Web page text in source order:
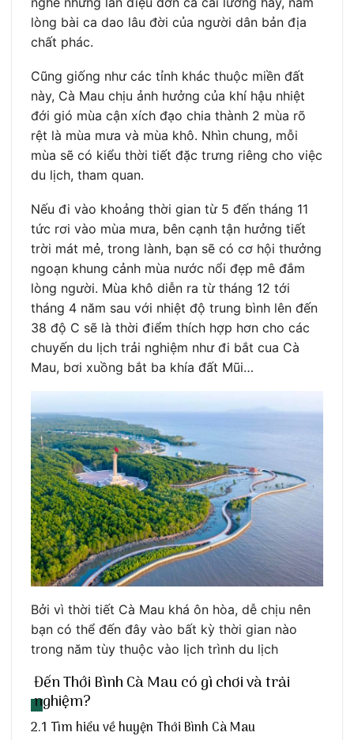
lòng bài ca dao lâu đời của người dân bản địa
chất phác.
Cũng giống như các tỉnh khác thuộc miền đất
này, Cà Mau chịu ảnh hưởng của khí hậu nhiệt
đới gió mùa cận xích đạo chia thành 2 mùa rõ
rệt là mùa mưa và mùa khô. Nhìn chung, mỗi
mùa sẽ có kiểu thời tiết đặc trưng riêng cho việc
du lịch, tham quan.
Nếu đi vào khoảng thời gian từ 5 đến tháng 11
tức rơi vào mùa mưa, bên cạnh tận hưởng tiết
trời mát mẻ, trong lành, bạn sẽ có cơ hội thưởng
ngoạn khung cảnh mùa nước nổi đẹp mê đắm
lòng người. Mùa khô diễn ra từ tháng 12 tới
tháng 4 năm sau với nhiệt độ trung bình lên đến
38 độ C sẽ là thời điểm thích hợp hơn cho các
chuyến du lịch trải nghiệm như đi bắt cua Cà
Mau, bơi xuồng bắt ba khía đất Mũi…
Bởi vì thời tiết Cà Mau khá ôn hòa, dễ chịu nên
bạn có thể đến đây vào bất kỳ thời gian nào
trong năm tùy thuộc vào lịch trình du lịch
Đến Thới Bình Cà Mau có gì chơi và trải
nghiệm?
2.1 Tìm hiểu về huyện Thới Bình Cà Mau